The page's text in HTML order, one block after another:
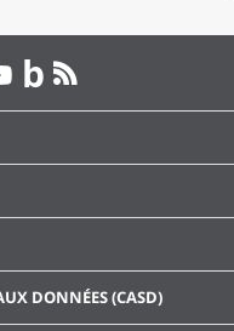
DONNÉES (CASD)